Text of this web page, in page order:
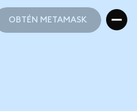
OBTÉN METAMASK